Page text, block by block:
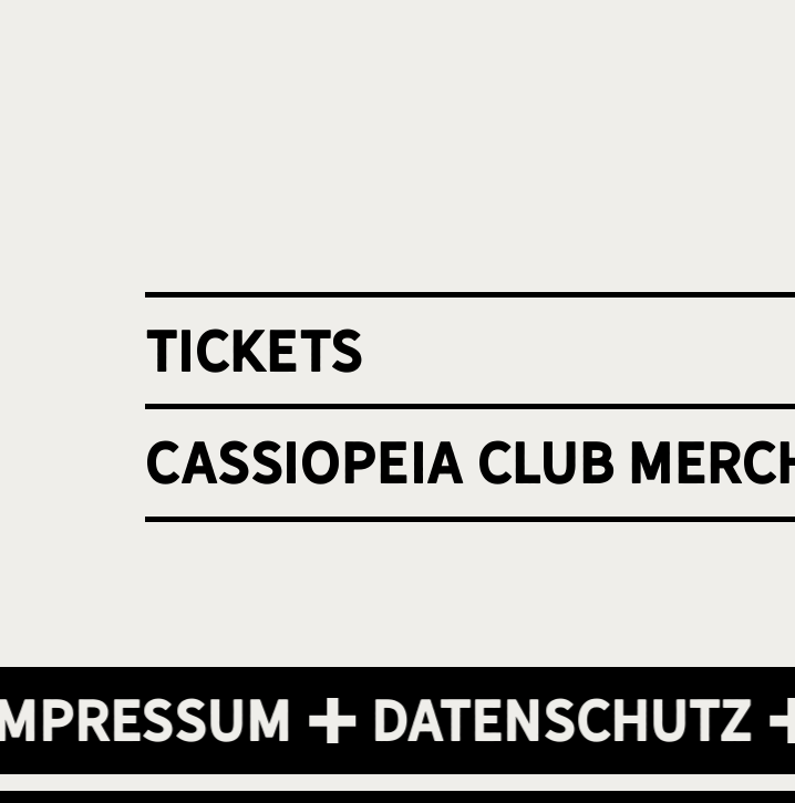
Tickets
cassiopeia club
Datenschutz